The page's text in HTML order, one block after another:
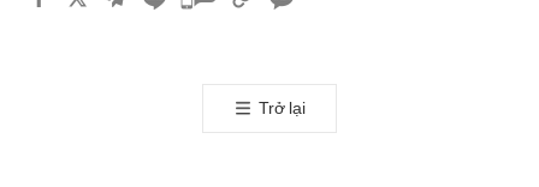
톡
공
Trở lại